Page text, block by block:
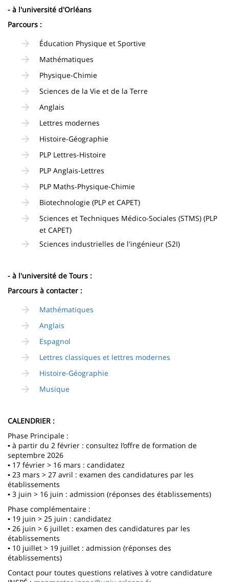
- à l'université d'Orléans
Parcours :
Éducation Physique et Sportive
Mathématiques
Physique-Chimie
Sciences de la Vie et de la Terre
Anglais
Lettres modernes
Histoire-Géographie
PLP Lettres-Histoire
PLP Anglais-Lettres
PLP Maths-Physique-Chimie
Biotechnologie (PLP et CAPET)
Sciences et Techniques Médico-Sociales (STMS) (PLP
et CAPET)
Sciences industrielles de l'ingénieur (S2I)
- à l'université de Tours :
Parcours à contacter :
Mathématiques
Anglais
Espagnol
Lettres classiques et lettres modernes
Histoire-Géographie
Musique
CALENDRIER :
Phase Principale :
▪ à partir du 2 février : consultez l’offre de formation de
septembre 2026
▪ 17 février > 16 mars : candidatez
▪ 23 mars > 27 avril : examen des candidatures par les
établissements
▪ 3 juin > 16 juin : admission (réponses des établissements)
Phase complémentaire :
▪ 19 juin > 25 juin : candidatez
▪ 26 juin > 6 juillet : examen des candidatures par les
établissements
▪ 10 juillet > 19 juillet : admission (réponses des
établissements)
Contact pour toutes questions relatives à votre candidature